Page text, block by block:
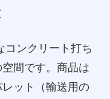
コンクリート打ち
間です。商品は
ット（輸送用の